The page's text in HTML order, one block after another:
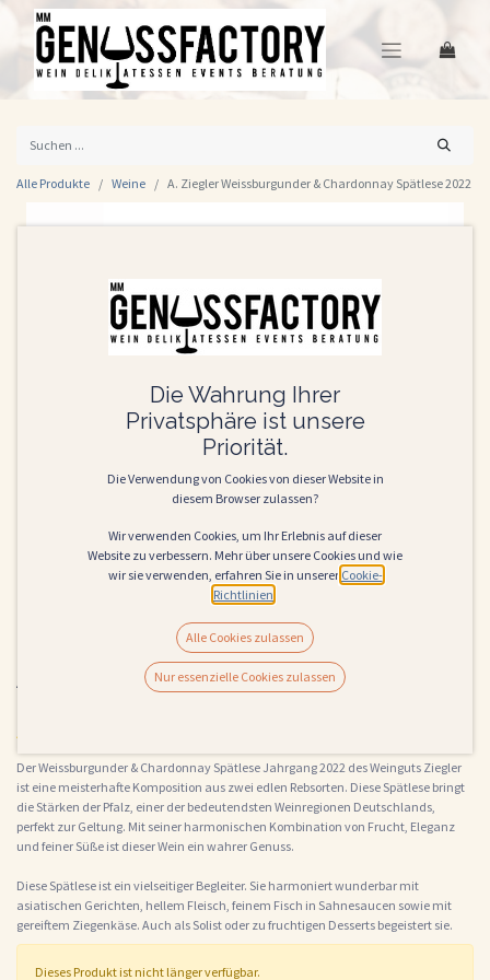
Alle Produkte Weine A. Ziegler Weissburgunder & Chardonnay Spätlese 2022
A. Ziegler Weissburgunder &
Der Weissburgunder & Chardonnay Spätlese Jahrgang 2022 des Weinguts Ziegler
ist eine meisterhafte Komposition aus zwei edlen Rebsorten. Diese Spätlese bringt
die Stärken der Pfalz, einer der bedeutendsten Weinregionen Deutschlands,
perfekt zur Geltung. Mit seiner harmonischen Kombination von Frucht, Eleganz
und feiner Süße ist dieser Wein ein wahrer Genuss.
Diese Spätlese ist ein vielseitiger Begleiter. Sie harmoniert wunderbar mit
asiatischen Gerichten, hellem Fleisch, feinem Fisch in Sahnesaucen sowie mit
gereiftem Ziegenkäse. Auch als Solist oder zu fruchtigen Desserts begeistert sie.
Dieses Produkt ist nicht länger verfügbar.
Die Wahrung Ihrer
Privatsphäre ist unsere
Priorität.
Die Verwendung von Cookies von dieser Website in
diesem Browser zulassen?
Wir verwenden Cookies, um Ihr Erlebnis auf dieser
Website zu verbessern. Mehr über unsere Cookies und wie
wir sie verwenden, erfahren Sie in unserer Cookie-
Richtlinien
Alle Cookies zulassen
Nur essenzielle Cookies zulassen